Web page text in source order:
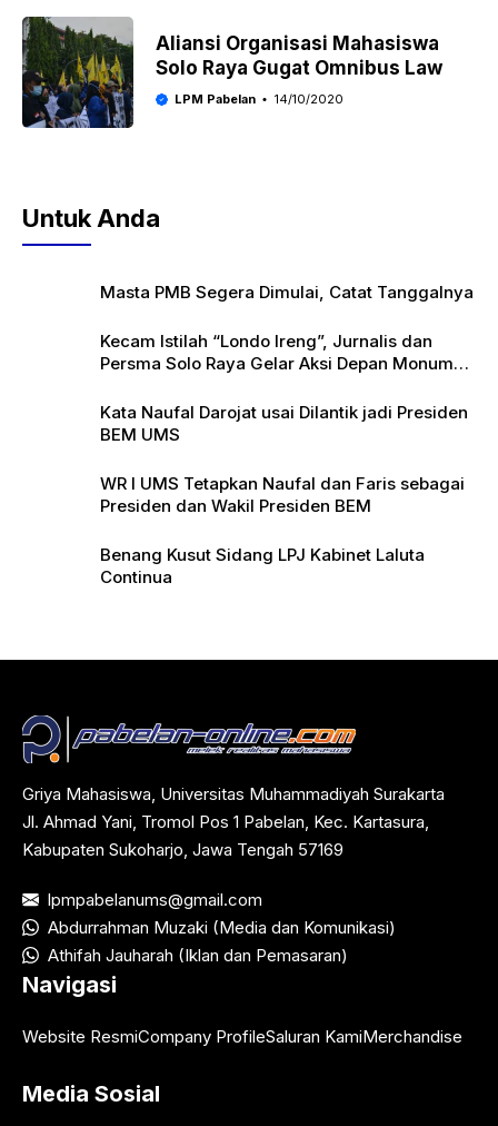
Aliansi Organisasi Mahasiswa
Solo Raya Gugat Omnibus Law
LPM Pabelan 14/10/2020
Untuk Anda
Masta PMB Segera Dimulai, Catat Tanggalnya
Kecam Istilah “Londo Ireng”, Jurnalis dan
Persma Solo Raya Gelar Aksi Depan Monumen
Kata Naufal Darojat usai Dilantik jadi Presiden
BEM UMS
WR I UMS Tetapkan Naufal dan Faris sebagai
Presiden dan Wakil Presiden BEM
Benang Kusut Sidang LPJ Kabinet Laluta
Continua
Griya Mahasiswa, Universitas Muhammadiyah Surakarta
Jl. Ahmad Yani, Tromol Pos 1 Pabelan, Kec. Kartasura,
Kabupaten Sukoharjo, Jawa Tengah 57169
lpmpabelanums@gmail.com
Abdurrahman Muzaki (Media dan Komunikasi)
Athifah Jauharah (Iklan dan Pemasaran)
Navigasi
Website ResmiCompany ProfileSaluran KamiMerchandise
Media Sosial